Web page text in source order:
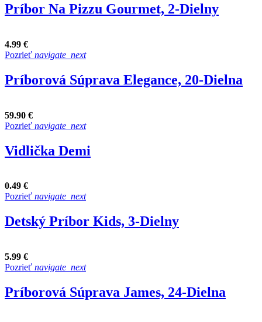
Príbor Na Pizzu Gourmet, 2-Dielny
4.99 €
Pozrieť navigate_next
Príborová Súprava Elegance, 20-Dielna
59.90 €
Pozrieť navigate_next
Vidlička Demi
0.49 €
Pozrieť navigate_next
Detský Príbor Kids, 3-Dielny
5.99 €
Pozrieť navigate_next
Príborová Súprava James, 24-Dielna